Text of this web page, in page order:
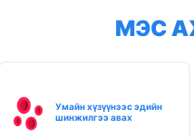
МЭС
Умайн хүзүүнээс эдийн
шинжилгээ авах